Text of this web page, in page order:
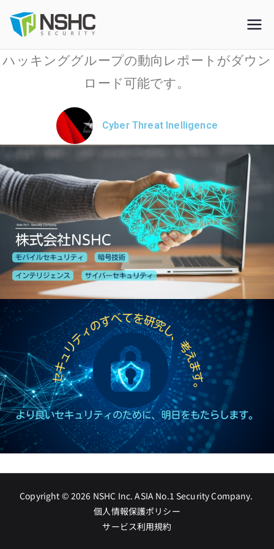
NSHC Inc.
ASIA No.1
Company
ハッキンググループの動向レポートがダウン
ロード可能です。
Cyber Threat Inelligence
Copyright © 2026 NSHC Inc. ASIA No.1 Security Company.
個人情報保護ポリシー
サービス利用規約